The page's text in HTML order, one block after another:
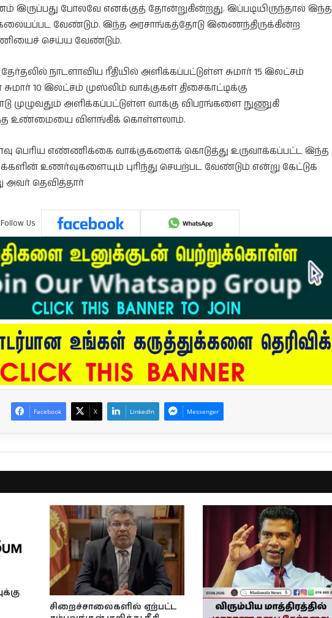
இருப்பது போலவே எனக்குத் தோன்றுகின்றது. இப்படியிருந்தால் இந்த
வேண்டும். இந்த அரசாங்கத்தோடு இணைந்திருக்கின்ற
செய்ய வேண்டும்.
தேர்தலில் நாடளாவிய ரீதியில் அளிக்கப்பட்டுள்ள சுமார் 15 இலட்சம்
10 இலட்சம் முஸ்லிம் வாக்குகள் திசைகாட்டிக்கு
முழுவதும் அளிக்கப்பட்டுள்ள வாக்கு விபரங்களை நுணுகி
உண்மையை விளங்கிக் கொள்ளலாம்.
பெரிய எண்ணிக்கை வாக்குகளைக் கொடுத்து உருவாக்கப்பட்ட இந்த
உணர்வுகளையும் புரிந்து செயற்பட வேண்டும் என்று கேட்டுக்
அவர் தெவித்தார்
Follow Us
Facebook X LinkedIn Messenger
சிறைச்சாலைகளில் ஏற்பட்ட